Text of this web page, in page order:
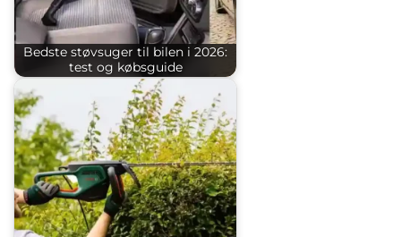
Bedste støvsuger til bilen i 2026:
test og købsguide